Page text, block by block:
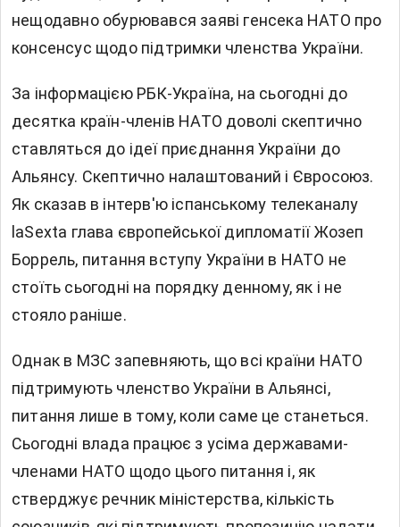
нещодавно обурювався заяві генсека НАТО про
консенсус щодо підтримки членства України.
За інформацією РБК-Україна, на сьогодні до
десятка країн-членів НАТО доволі скептично
ставляться до ідеї приєднання України до
Альянсу. Скептично налаштований і Євросоюз.
Як сказав в інтерв'ю іспанському телеканалу
laSexta глава європейської дипломатії Жозеп
Боррель, питання вступу України в НАТО не
стоїть сьогодні на порядку денному, як і не
стояло раніше.
Однак в МЗС запевняють, що всі країни НАТО
підтримують членство України в Альянсі,
питання лише в тому, коли саме це станеться.
Сьогодні влада працює з усіма державами-
членами НАТО щодо цього питання і, як
стверджує речник міністерства, кількість